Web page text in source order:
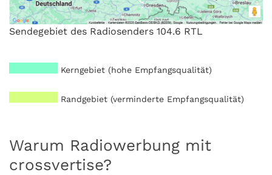
Sendegebiet des Radiosenders 104.6 RTL
Kerngebiet (hohe Empfangsqualität)
Randgebiet (verminderte Empfangsqualität)
Warum Radiowerbung mit
crossvertise?